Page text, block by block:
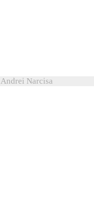
Andrei Narcisa